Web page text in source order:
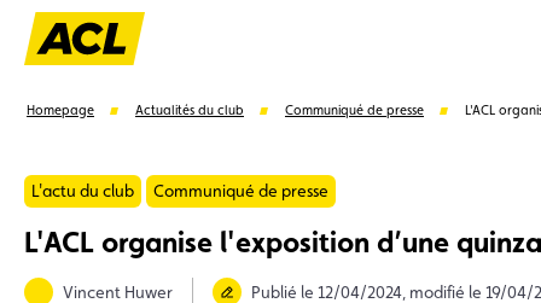
Suggestions
Homepage Actualités du club Communiqué de presse L'ACL
L'actu du club Communiqué de presse
L'ACL organise l'exposition d’une
Vincent Huwer Publié le 12/04/2024, modifié le 19/04/